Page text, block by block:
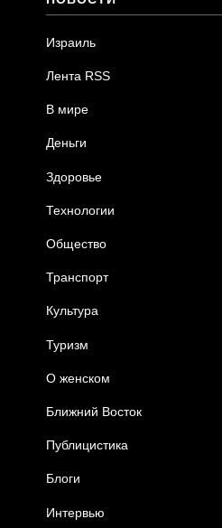
Израиль
Лента RSS
В мире
Деньги
Здоровье
Технологии
Общество
Транспорт
Культура
Туризм
О женском
Ближний Восток
Публицистика
Блоги
Интервью